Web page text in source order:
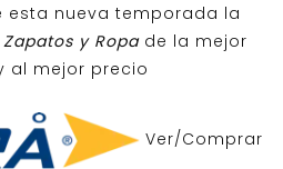
esta nueva temporada la
Zapatos y Ropa de la mejor
al mejor precio
Ver/Comprar